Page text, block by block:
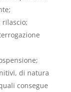
di natura
consegue